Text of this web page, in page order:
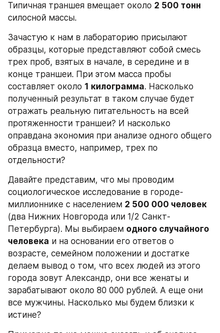
Типичная траншея вмещает около 2 500 тонн
силосной массы.
Зачастую к нам в лабораторию присылают
образцы, которые представляют собой смесь
трех проб, взятых в начале, в середине и в
конце траншеи. При этом масса пробы
составляет около 1 килограмма. Насколько
полученный результат в таком случае будет
отражать реальную питательность на всей
протяженности траншеи? И насколько
оправдана экономия при анализе одного общего
образца вместо, например, трех по
отдельности?
Давайте представим, что мы проводим
социологическое исследование в городе-
миллионнике с населением 2 500 000 человек
(два Нижних Новгорода или 1/2 Санкт-
Петербурга). Мы выбираем одного случайного
человека и на основании его ответов о
возрасте, семейном положении и достатке
делаем вывод о том, что всех людей из этого
города зовут Александр, они все женаты и
зарабатывают около 80 000 рублей. А еще они
все мужчины. Насколько мы будем близки к
истине?